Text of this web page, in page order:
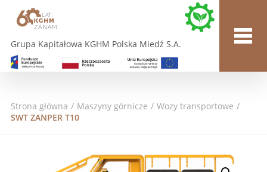
Grupa Kapitałowa KGHM Polska Miedź S.A.
Strona główna / Maszyny górnicze / Wozy transportowe /
SWT ZANPER T10